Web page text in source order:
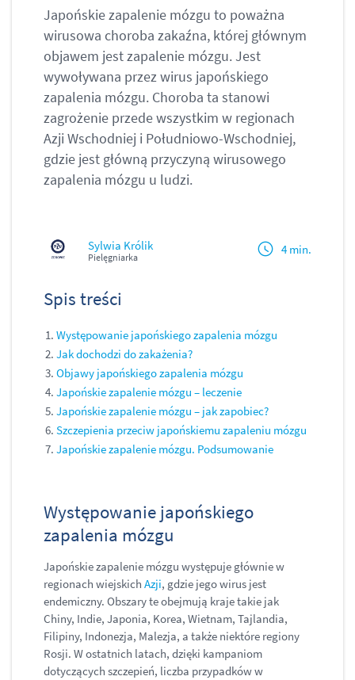
Sylwia Królik
Pielęgniarka
4 min.
Japońskie zapalenie mózgu to poważna
wirusowa choroba zakaźna, której głównym
objawem jest zapalenie mózgu. Jest
wywoływana przez wirus japońskiego
zapalenia mózgu. Choroba ta stanowi
zagrożenie przede wszystkim w regionach
Azji Wschodniej i Południowo-Wschodniej,
gdzie jest główną przyczyną wirusowego
zapalenia mózgu u ludzi.
Spis treści
Występowanie japońskiego zapalenia mózgu
Jak dochodzi do zakażenia?
Objawy japońskiego zapalenia mózgu
Japońskie zapalenie mózgu – leczenie
Japońskie zapalenie mózgu – jak zapobiec?
Szczepienia przeciw japońskiemu zapaleniu mózgu
Japońskie zapalenie mózgu. Podsumowanie
Występowanie japońskiego
zapalenia mózgu
Japońskie zapalenie mózgu występuje głównie w
regionach wiejskich Azji, gdzie jego wirus jest
endemiczny. Obszary te obejmują kraje takie jak
Chiny, Indie, Japonia, Korea, Wietnam, Tajlandia,
Filipiny, Indonezja, Malezja, a także niektóre regiony
Rosji. W ostatnich latach, dzięki kampaniom
dotyczących szczepień, liczba przypadków w